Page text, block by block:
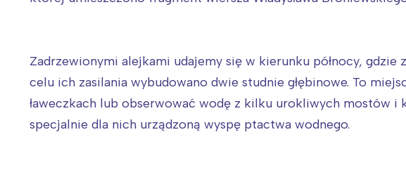
Zadrzewionymi alejkami udajemy się w kierunku północy, gdzie
celu ich zasilania wybudowano dwie studnie głębinowe. To
ławeczkach lub obserwować wodę z kilku urokliwych mostów i
specjalnie dla nich urządzoną wyspę ptactwa wodnego.